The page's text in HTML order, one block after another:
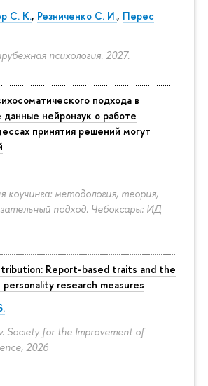
С. К., Резниченко С. И., Перес
психология. 2027.
подхода в
данные нейронаук о работе
принятия решений могут
коучинга: методология, теория,
подход. Чебоксары: ИД
Report-based traits and the
research measures
Society for the Improvement of
2026